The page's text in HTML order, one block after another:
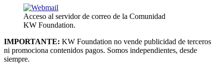
Acceso al servidor de correo de la Comunidad
KW Foundation.
IMPORTANTE: KW Foundation no vende publicidad de terceros
ni promociona contenidos pagos. Somos independientes, desde
siempre.